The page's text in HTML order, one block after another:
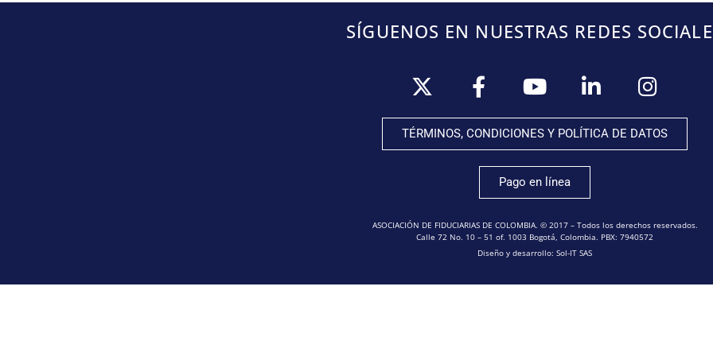
SÍGUENOS EN NUESTRAS REDES
TÉRMINOS, CONDICIONES Y POLÍTICA DE DATOS
Pago en línea
ASOCIACIÓN DE FIDUCIARIAS DE COLOMBIA. © 2017 – Todos los derechos reservados.
Calle 72 No. 10 – 51 of. 1003 Bogotá, Colombia. PBX: 7940572
Diseño y desarrollo: Sol-IT SAS